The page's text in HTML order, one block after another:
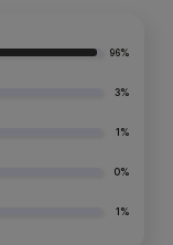
96%
3%
1%
0%
1%